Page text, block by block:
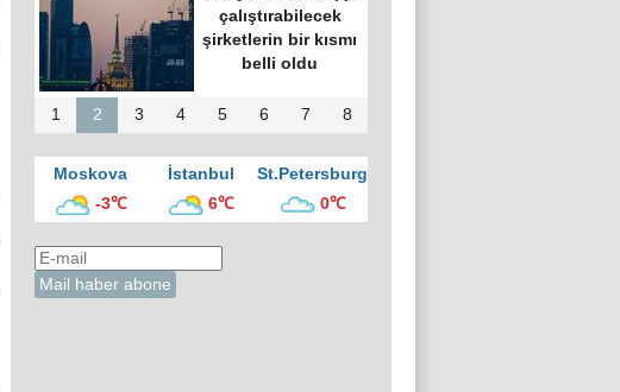
çalıştırabilecek
şirketlerin bir kısmı
belli oldu
1 2 3 4 5 6 7 8
Moskova İstanbul
St.Petersburg
-3℃
6℃ 0℃